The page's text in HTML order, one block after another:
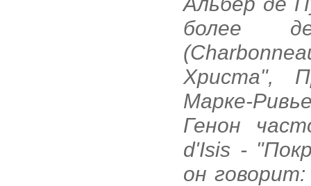
более
Христа",
Марке-
Генон
d'Isis -
он